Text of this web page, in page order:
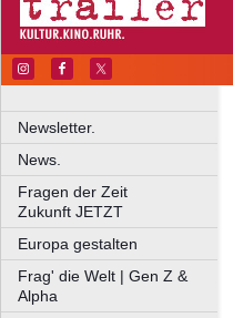
Newsletter.
News.
Fragen der Zeit
Zukunft JETZT
Europa gestalten
Frag' die Welt | Gen Z &
Alpha